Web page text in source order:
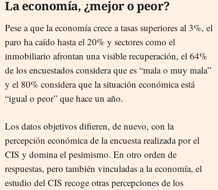
La economía, ¿mejor o peor?
Pese a que la economía crece a tasas superiores al 3%, el
paro ha caído hasta el 20% y sectores como el
inmobiliario afrontan una visible recuperación, el 64%
de los encuestados considera que es “mala o muy mala”
y el 80% considera que la situación económica está
“igual o peor” que hace un año.
Los datos objetivos difieren, de nuevo, con la
percepción económica de la encuesta realizada por el
CIS y domina el pesimismo. En otro orden de
respuestas, pero también vinculadas a la economía, el
estudio del CIS recoge otras percepciones de los